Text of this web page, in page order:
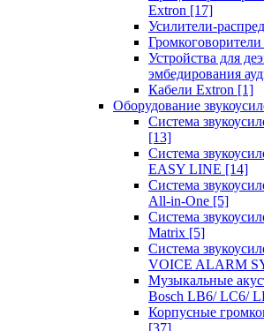
Extron [17]
Усилители-
Устройства для
эмбедирования
Кабели Extron [1]
Оборудование
Система
[13]
Система
EASY LINE [14]
Система
All-in-One [5]
Система
Matrix [5]
Система
VOICE ALARM
Музыкальные
Bosch LB6/ LC6/
Корпусные
[37]